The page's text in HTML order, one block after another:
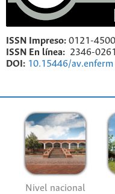
ISSN Impreso: 0121-4500
ISSN En línea: 2346-0261
DOI: 10.15446/av.enferm
Nivel nacional